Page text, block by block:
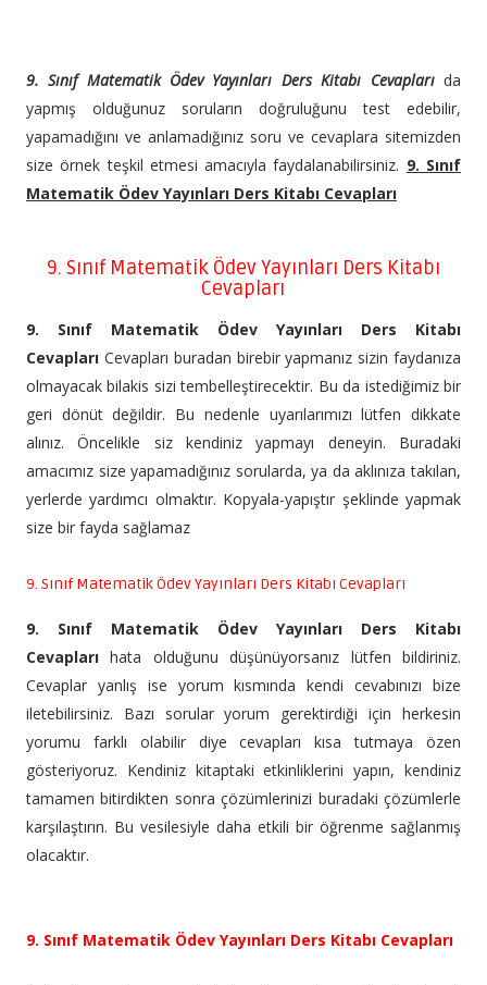
9. Sınıf Matematik Ödev Yayınları Ders Kitabı Cevaplarıda
yapmış olduğunuz soruların doğruluğunu test edebilir,
yapamadığını ve anlamadığınız soru ve cevaplara sitemizden
size örnek teşkil etmesi amacıyla faydalanabilirsiniz. 9. Sınıf
Matematik Ödev Yayınları Ders Kitabı Cevapları
9. Sınıf Matematik Ödev Yayınları Ders Kitabı
Cevapları
9. Sınıf Matematik Ödev Yayınları Ders Kitabı
Cevapları Cevapları buradan birebir yapmanız sizin faydanıza
olmayacak bilakis sizi tembelleştirecektir. Bu da istediğimiz bir
geri dönüt değildir. Bu nedenle uyarılarımızı lütfen dikkate
alınız. Öncelikle siz kendiniz yapmayı deneyin. Buradaki
amacımız size yapamadığınız sorularda, ya da aklınıza takılan,
yerlerde yardımcı olmaktır. Kopyala-yapıştır şeklinde yapmak
size bir fayda sağlamaz
9. Sınıf Matematik Ödev Yayınları Ders Kitabı Cevapları
9. Sınıf Matematik Ödev Yayınları Ders Kitabı
Cevaplarıhata olduğunu düşünüyorsanız lütfen bildiriniz.
Cevaplar yanlış ise yorum kısmında kendi cevabınızı bize
iletebilirsiniz. Bazı sorular yorum gerektirdiği için herkesin
yorumu farklı olabilir diye cevapları kısa tutmaya özen
gösteriyoruz. Kendiniz kitaptaki etkinliklerini yapın, kendiniz
tamamen bitirdikten sonra çözümlerinizi buradaki çözümlerle
karşılaştırın. Bu vesilesiyle daha etkili bir öğrenme sağlanmış
olacaktır.
9. Sınıf Matematik Ödev Yayınları Ders Kitabı Cevapları